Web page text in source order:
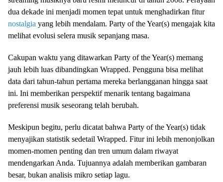
dua dekade ini menjadi momen tepat untuk menghadirkan fitur
nostalgia yang lebih mendalam. Party of the Year(s) mengajak kita
melihat evolusi selera musik sepanjang masa.
Cakupan waktu yang ditawarkan Party of the Year(s) memang
jauh lebih luas dibandingkan Wrapped. Pengguna bisa melihat
data dari tahun-tahun pertama mereka berlangganan hingga saat
ini. Ini memberikan perspektif menarik tentang bagaimana
preferensi musik seseorang telah berubah.
Meskipun begitu, perlu dicatat bahwa Party of the Year(s) tidak
menyajikan statistik sedetail Wrapped. Fitur ini lebih menonjolkan
momen-momen penting dan tren umum dalam riwayat
mendengarkan Anda. Tujuannya adalah memberikan gambaran
besar, bukan analisis mikro setiap lagu.